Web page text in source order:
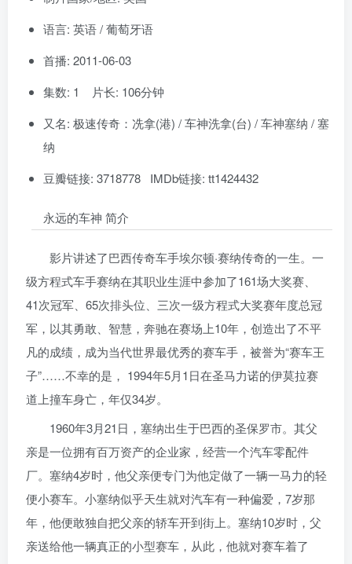
语言: 英语 / 葡萄牙语
首播: 2011-06-03
集数: 1 片长: 106分钟
又名: 极速传奇：冼拿(港) / 车神洗拿(台) / 车神塞纳 / 塞
纳
豆瓣链接: 3718778 IMDb链接: tt1424432
永远的车神 简介
影片讲述了巴西传奇车手埃尔顿·赛纳传奇的一生。一
级方程式车手赛纳在其职业生涯中参加了161场大奖赛、
41次冠军、65次排头位、三次一级方程式大奖赛年度总冠
军，以其勇敢、智慧，奔驰在赛场上10年，创造出了不平
凡的成绩，成为当代世界最优秀的赛车手，被誉为“赛车王
子”……不幸的是， 1994年5月1日在圣马力诺的伊莫拉赛
道上撞车身亡，年仅34岁。
1960年3月21日，塞纳出生于巴西的圣保罗市。其父
亲是一位拥有百万资产的企业家，经营一个汽车零配件
厂。塞纳4岁时，他父亲便专门为他定做了一辆一马力的轻
便小赛车。小塞纳似乎天生就对汽车有一种偏爱，7岁那
年，他便敢独自把父亲的轿车开到街上。塞纳10岁时，父
亲送给他一辆真正的小型赛车，从此，他就对赛车着了